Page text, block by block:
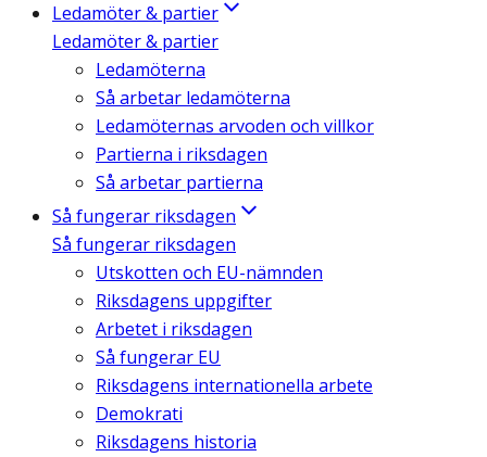
Ledamöter & partier
Ledamöter & partier
Ledamöterna
Så arbetar ledamöterna
Ledamöternas arvoden och villkor
Partierna i riksdagen
Så arbetar partierna
Så fungerar riksdagen
Så fungerar riksdagen
Utskotten och EU-nämnden
Riksdagens uppgifter
Arbetet i riksdagen
Så fungerar EU
Riksdagens internationella arbete
Demokrati
Riksdagens historia